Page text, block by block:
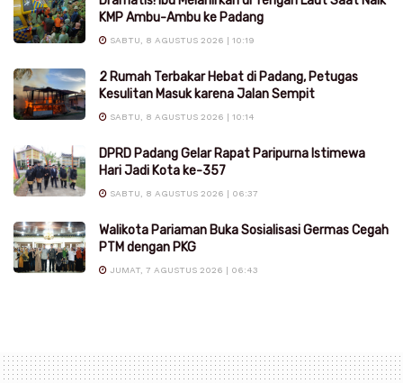
KMP Ambu-Ambu ke Padang
SABTU, 8 AGUSTUS 2026 | 10:19
2 Rumah Terbakar Hebat di Padang, Petugas
Kesulitan Masuk karena Jalan Sempit
SABTU, 8 AGUSTUS 2026 | 10:14
DPRD Padang Gelar Rapat Paripurna Istimewa
Hari Jadi Kota ke-357
SABTU, 8 AGUSTUS 2026 | 06:37
Walikota Pariaman Buka Sosialisasi Germas Cegah
PTM dengan PKG
JUMAT, 7 AGUSTUS 2026 | 06:43